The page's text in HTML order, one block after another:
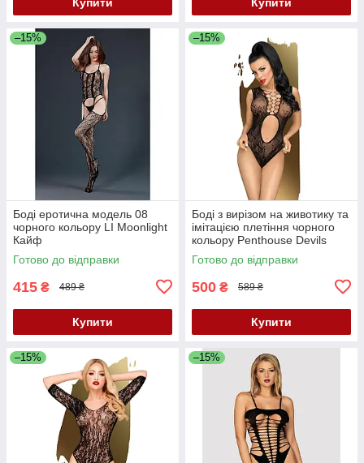
–15%
Боді еротична модель 08
чорного кольору LI Moonlight
Кайф
Готово до відправки
415 ₴ 489 ₴
Купити
–15%
Боді з вирізом на животику та
імітацією плетіння чорного
кольору Penthouse Devils
Advocate розміри S L Кайф
Готово до відправки
500 ₴ 589 ₴
Купити
–15% –15%